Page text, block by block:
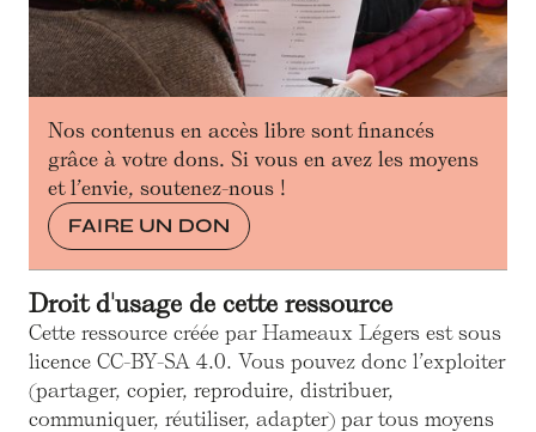
Nos contenus en accès libre sont financés
grâce à votre dons. Si vous en avez les moyens
et l’envie, soutenez-nous !
FAIRE UN DON
Droit d'usage de cette ressource
Cette ressource créée par Hameaux Légers est sous
licence CC-BY-SA 4.0. Vous pouvez donc l’exploiter
(partager, copier, reproduire, distribuer,
communiquer, réutiliser, adapter) par tous moyens